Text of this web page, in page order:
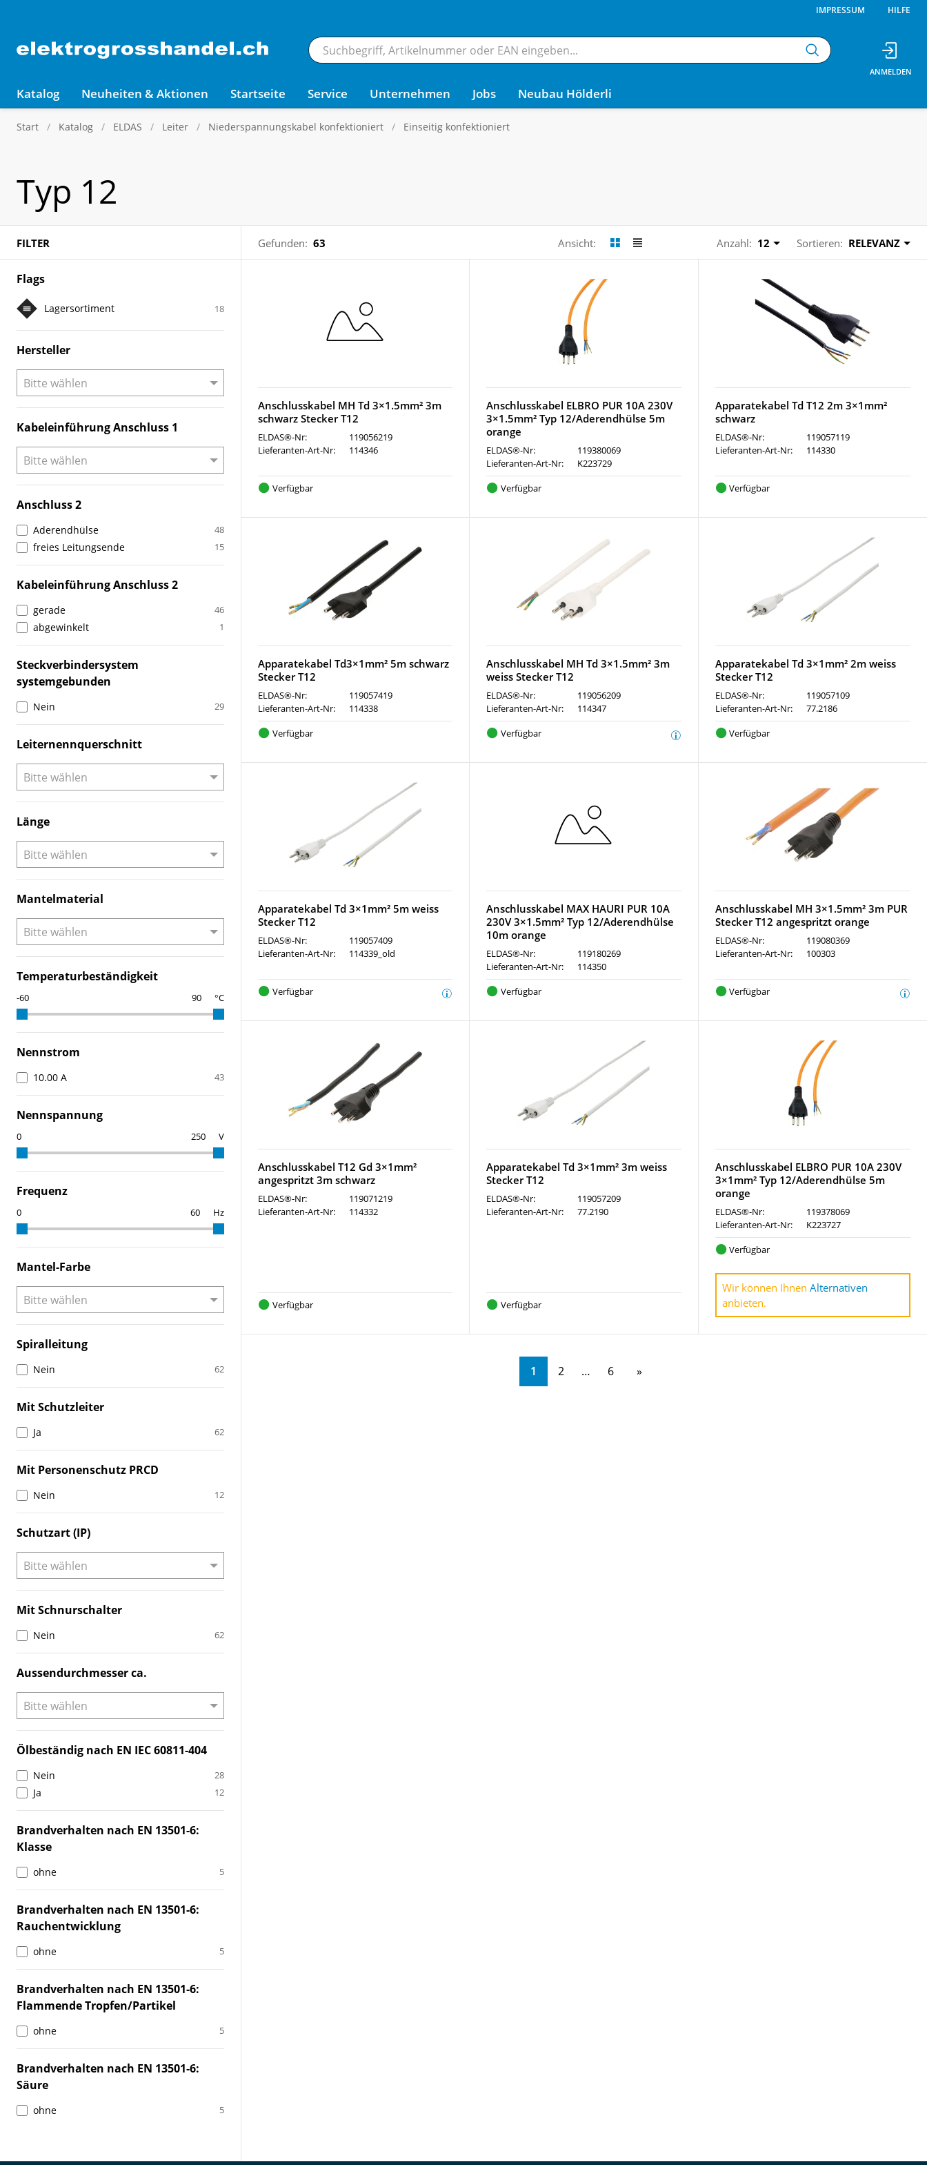
IMPRESSUM HILFE
Katalog Neuheiten & Aktionen Startseite Service Unternehmen Jobs Neubau Hölderli
Start Katalog ELDAS Leiter Niederspannungskabel konfektioniert Einseitig konfektioniert
Typ 12
FILTER Gefunden: 63 Ansicht: Anzahl: 12 Sortieren: RELEVANZ
Flags
Lagersortiment 18
Hersteller
Kabeleinführung Anschluss 1
Anschluss 2
Aderendhülse 48
freies Leitungsende 15
Kabeleinführung Anschluss 2
gerade 46
abgewinkelt 1
Steckverbindersystem
systemgebunden
Nein 29
Leiternennquerschnitt
Länge
Mantelmaterial
Temperaturbeständigkeit
°C
Nennstrom
10.00 A 43
Nennspannung
V
Frequenz
Hz
Mantel-Farbe
Spiralleitung
Nein 62
Mit Schutzleiter
Ja 62
Mit Personenschutz PRCD
Nein 12
Schutzart (IP)
Mit Schnurschalter
Nein 62
Aussendurchmesser ca.
Ölbeständig nach EN IEC 60811-404
Nein 28
Ja 12
Brandverhalten nach EN 13501-6:
Klasse
ohne 5
Brandverhalten nach EN 13501-6:
Rauchentwicklung
ohne 5
Brandverhalten nach EN 13501-6:
Flammende Tropfen/Partikel
ohne 5
Brandverhalten nach EN 13501-6:
Säure
ohne 5
Anschlusskabel MH Td 3×1.5mm² 3m
schwarz Stecker T12
ELDAS®-Nr:
119056219
Lieferanten-Art-Nr:
114346
Verfügbar
Anschlusskabel ELBRO PUR 10A 230V
3×1.5mm² Typ 12/Aderendhülse 5m
orange
ELDAS®-Nr:
119380069
Lieferanten-Art-Nr:
K223729
Verfügbar
Apparatekabel Td T12 2m 3×1mm²
schwarz
ELDAS®-Nr:
119057119
Lieferanten-Art-Nr:
114330
Verfügbar
Apparatekabel Td3×1mm² 5m schwarz
Stecker T12
ELDAS®-Nr:
119057419
Lieferanten-Art-Nr:
114338
Verfügbar
Anschlusskabel MH Td 3×1.5mm² 3m
weiss Stecker T12
ELDAS®-Nr:
119056209
Lieferanten-Art-Nr:
114347
Verfügbar
Apparatekabel Td 3×1mm² 2m weiss
Stecker T12
ELDAS®-Nr:
119057109
Lieferanten-Art-Nr:
77.2186
Verfügbar
Apparatekabel Td 3×1mm² 5m weiss
Stecker T12
ELDAS®-Nr:
119057409
Lieferanten-Art-Nr:
114339_old
Verfügbar
Anschlusskabel MAX HAURI PUR 10A
230V 3×1.5mm² Typ 12/Aderendhülse
10m orange
ELDAS®-Nr:
119180269
Lieferanten-Art-Nr:
114350
Verfügbar
Anschlusskabel MH 3×1.5mm² 3m PUR
Stecker T12 angespritzt orange
ELDAS®-Nr:
119080369
Lieferanten-Art-Nr:
100303
Verfügbar
Anschlusskabel T12 Gd 3×1mm²
angespritzt 3m schwarz
ELDAS®-Nr:
119071219
Lieferanten-Art-Nr:
114332
Verfügbar
Apparatekabel Td 3×1mm² 3m weiss
Stecker T12
ELDAS®-Nr:
119057209
Lieferanten-Art-Nr:
77.2190
Verfügbar
Anschlusskabel ELBRO PUR 10A 230V
3×1mm² Typ 12/Aderendhülse 5m
orange
ELDAS®-Nr:
119378069
Lieferanten-Art-Nr:
K223727
Verfügbar
Wir können Ihnen Alternativen
anbieten.
1 2 6